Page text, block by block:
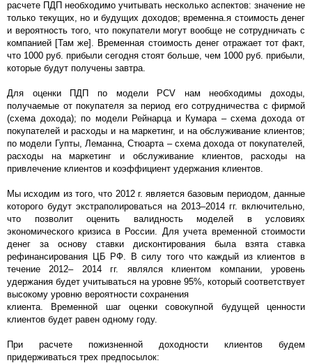
расчете ПДП необходимо учитывать несколько аспектов: значение не
только текущих, но и будущих доходов; временна.я стоимость денег
и вероятность того, что покупатели могут вообще не сотрудничать с
компанией [Там же]. Временная стоимость денег отражает тот факт,
что 1000 руб. прибыли сегодня стоят больше, чем 1000 руб. прибыли,
которые будут получены завтра.
Для оценки ПДП по модели PCV нам необходимы доходы,
получаемые от покупателя за период его сотрудничества с фирмой
(схема дохода); по модели Рейнарца и Кумара – схема дохода от
покупателей и расходы и на маркетинг, и на обслуживание клиентов;
по модели Гупты, Леманна, Стюарта – схема дохода от покупателей,
расходы на маркетинг и обслуживание клиентов, расходы на
привлечение клиентов и коэффициент удержания клиентов.
Мы исходим из того, что 2012 г. является базовым периодом, данные
которого будут экстраполироваться на 2013–2014 гг. включительно,
что позволит оценить валидность моделей в условиях
экономического кризиса в России. Для учета временной стоимости
денег за основу ставки дисконтирования была взята ставка
рефинансирования ЦБ РФ. В силу того что каждый из клиентов в
течение 2012– 2014 гг. являлся клиентом компании, уровень
удержания будет учитываться на уровне 95%, который соответствует
высокому уровню вероятности сохранения
клиента. Временной шаг оценки совокупной будущей ценности
клиентов будет равен одному году.
При расчете пожизненной доходности клиентов будем
придерживаться трех предпосылок: